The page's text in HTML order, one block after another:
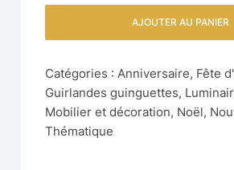
AJOUTER AU PANIER
Catégories : Anniversaire, Fête
Guirlandes guinguettes,
Mobilier et décoration, Noël,
Thématique